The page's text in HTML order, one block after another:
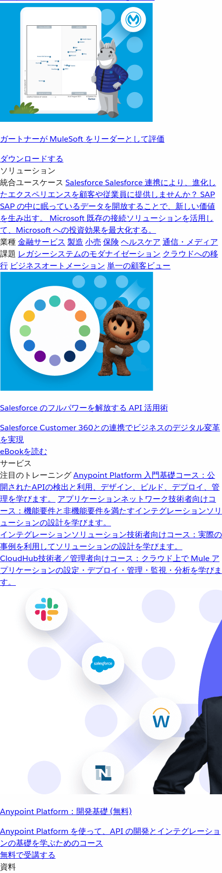
ガートナーが MuleSoft をリーダーとして評価
ダウンロードする
ソリューション
統合ユースケース SalesforceSalesforce 連携により、進化し
たエクスペリエンスを顧客や従業員に提供しませんか？ SAP
SAP の中に眠っているデータを開放することで、新しい価値
を生み出す。
Microsoft 既存の接続ソリューションを活用し
て、Microsoft への投資効果を最大化する。
業種金融サービス 製造 小売 保険 ヘルスケア 通信・メディア
課題 レガシーシステムのモダナイゼーション クラウドへの移
行 ビジネスオートメーション 単一の顧客ビュー
Salesforce のフルパワーを解放する API 活用術
Salesforce Customer 360との連携でビジネスのデジタル変革
を実現
eBookを読む
サービス
注目のトレーニングAnypoint Platform 入門基礎コース：公
開されたAPIの検出と利用、デザイン、ビルド、デプロイ、管
理を学びます。
アプリケーションネットワーク技術者向けコ
ース：機能要件と非機能要件を満たすインテグレーションソリ
ューションの設計を学びます。
インテグレーションソリューション技術者向けコース：実際の
事例を利用してソリューションの設計を学びます。
CloudHub技術者／管理者向けコース：クラウド上で Mule ア
プリケーションの設定・デプロイ・管理・監視・分析を学びま
す。
Anypoint Platform：開発基礎 (無料)
Anypoint Platform を使って、API の開発とインテグレーショ
ンの基礎を学ぶためのコース
無料で受講する
資料